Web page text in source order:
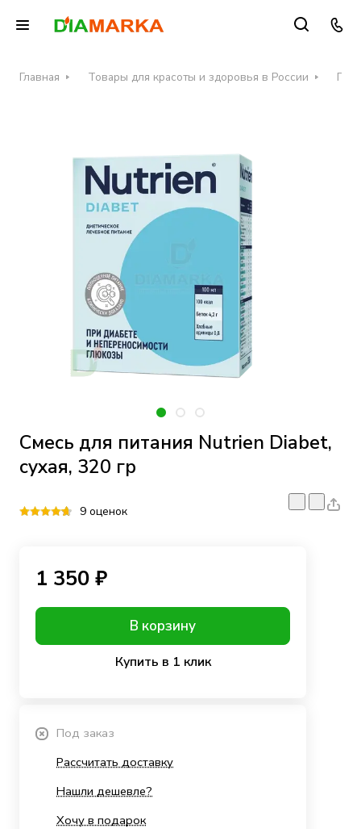
Главная Товары для красоты и здоровья в России
Смесь для питания Nutrien Diabet,
сухая, 320 гр
9 оценок
1 350 ₽
В корзину
Купить в 1 клик
Под заказ
Рассчитать доставку
Нашли дешевле?
Хочу в подарок